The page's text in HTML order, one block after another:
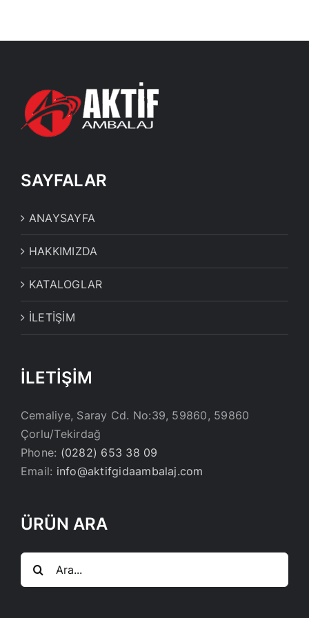
SAYFALAR
ANAYSAYFA
HAKKIMIZDA
KATALOGLAR
İLETİŞİM
İLETİŞİM
Cemaliye, Saray Cd. No:39, 59860, 59860
Çorlu/Tekirdağ
Phone: (0282) 653 38 09
Email: info@aktifgidaambalaj.com
ÜRÜN ARA
Ara: